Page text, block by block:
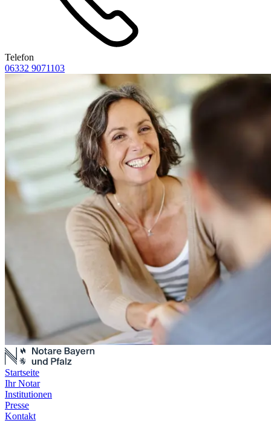
Telefon
06332 9071103
Startseite
Ihr Notar
Institutionen
Presse
Kontakt